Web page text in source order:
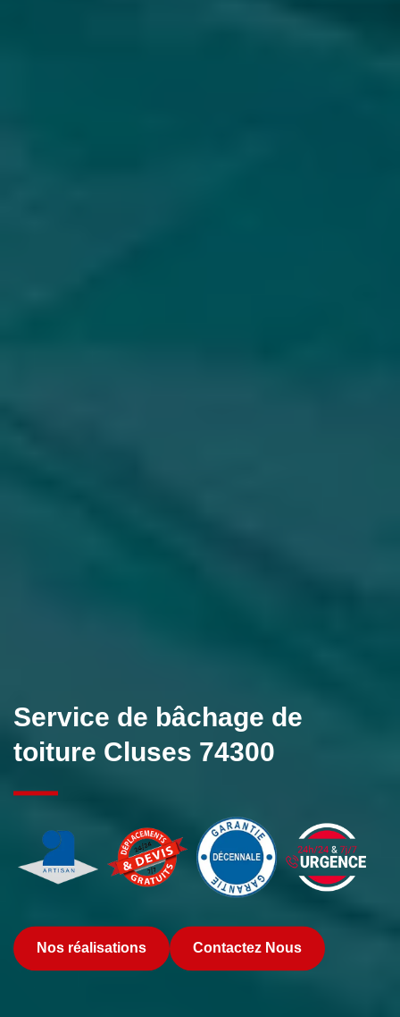
Service de bâchage de
toiture Cluses 74300
Nos réalisations Contactez Nous